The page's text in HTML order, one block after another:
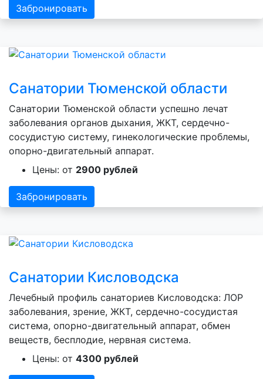
Забронировать
Санатории Тюменской области
Санатории Тюменской области успешно лечат
заболевания органов дыхания, ЖКТ, сердечно-
сосудистую систему, гинекологические проблемы,
опорно-двигательный аппарат.
Цены: от 2900 рублей
Забронировать
Санатории Кисловодска
Лечебный профиль санаториев Кисловодска: ЛОР
заболевания, зрение, ЖКТ, сердечно-сосудистая
система, опорно-двигательный аппарат, обмен
веществ, бесплодие, нервная система.
Цены: от 4300 рублей